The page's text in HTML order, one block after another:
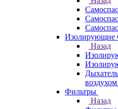
Назад
Фильтры
Назад